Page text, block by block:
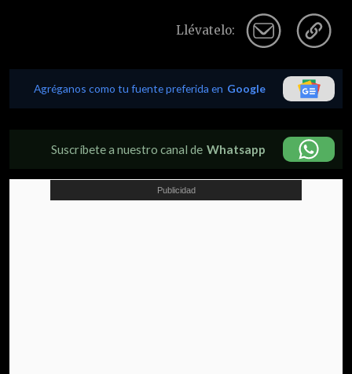
Llévatelo:
Agréganos como tu fuente preferida en Google
Suscríbete a nuestro canal de Whatsapp